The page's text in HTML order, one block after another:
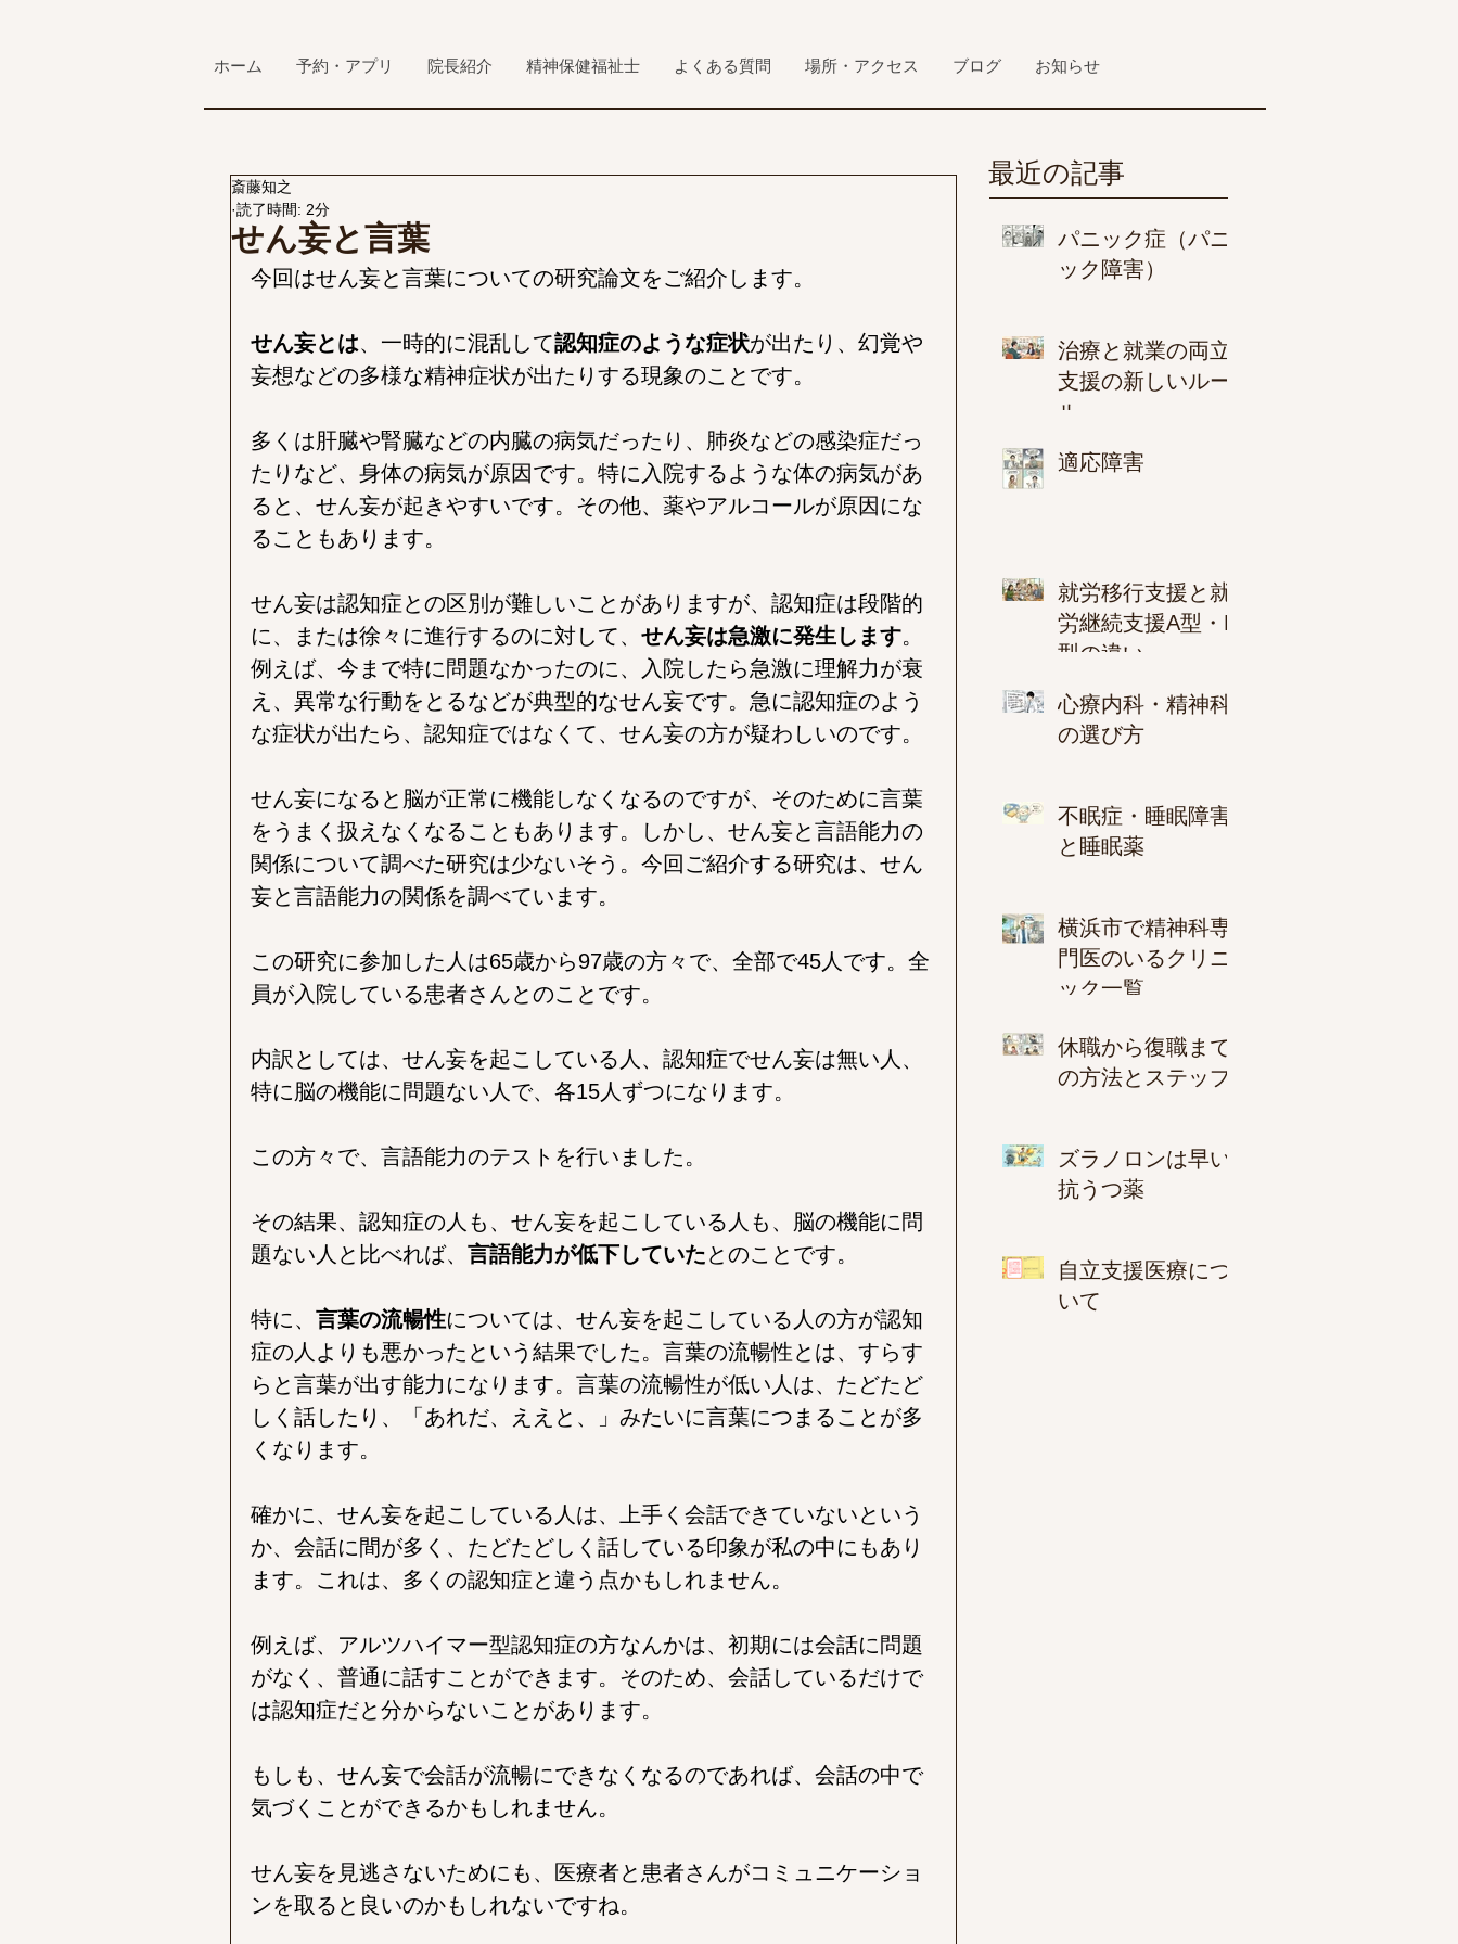
ホーム 予約・アプリ 院長紹介 精神保健福祉士 よくある質問 場所・アクセス ブログ お知らせ
せん妄と言葉
斎藤知之
読了時間: 2分
今回はせん妄と言葉についての研究論文をご紹介します。
せん妄とは、一時的に混乱して認知症のような症状が出たり、幻覚や
妄想などの多様な精神症状が出たりする現象のことです。
多くは肝臓や腎臓などの内臓の病気だったり、肺炎などの感染症だっ
たりなど、身体の病気が原因です。特に入院するような体の病気があ
ると、せん妄が起きやすいです。その他、薬やアルコールが原因にな
ることもあります。
せん妄は認知症との区別が難しいことがありますが、認知症は段階的
に、または徐々に進行するのに対して、 せん妄は急激に発生します。
例えば、今まで特に問題なかったのに、入院したら急激に理解力が衰
え、異常な行動をとるなどが典型的なせん妄です。急に認知症のよう
な症状が出たら、認知症ではなくて、せん妄の方が疑わしいのです。
せん妄になると脳が正常に機能しなくなるのですが、そのために言葉
をうまく扱えなくなることもあります。しかし、せん妄と言語能力の
関係について調べた研究は少ないそう。今回ご紹介する研究は、せん
妄と言語能力の関係を調べています。
この研究に参加した人は65歳から97歳の方々で、全部で45人です。全
員が入院している患者さんとのことです。
内訳としては、せん妄を起こしている人、認知症でせん妄は無い人、
特に脳の機能に問題ない人で、各15人ずつになります。
この方々で、言語能力のテストを行いました。
その結果、認知症の人も、せん妄を起こしている人も、脳の機能に問
題ない人と比べれば、 言語能力が低下していたとのことです。
特に、 言葉の流暢性については、せん妄を起こしている人の方が認知
症の人よりも悪かったという結果でした。言葉の流暢性とは、すらす
らと言葉が出す能力になります。言葉の流暢性が低い人は、たどたど
しく話したり、「あれだ、ええと、」みたいに言葉につまることが多
くなります。
確かに、せん妄を起こしている人は、上手く会話できていないという
か、会話に間が多く、たどたどしく話している印象が私の中にもあり
ます。これは、多くの認知症と違う点かもしれません。
例えば、アルツハイマー型認知症の方なんかは、初期には会話に問題
がなく、普通に話すことができます。そのため、会話しているだけで
は認知症だと分からないことがあります。
もしも、せん妄で会話が流暢にできなくなるのであれば、会話の中で
気づくことができるかもしれません。
せん妄を見逃さないためにも、医療者と患者さんがコミュニケーショ
ンを取ると良いのかもしれないですね。
最近の記事
パニック症（パニ
ック障害）
治療と就業の両立
支援の新しいルー
ル
適応障害
就労移行支援と就
労継続支援A型・B
型の違い
心療内科・精神科
の選び方
不眠症・睡眠障害
と睡眠薬
横浜市で精神科専
門医のいるクリニ
ック一覧
休職から復職まで
の方法とステップ
ズラノロンは早い
抗うつ薬
自立支援医療につ
いて